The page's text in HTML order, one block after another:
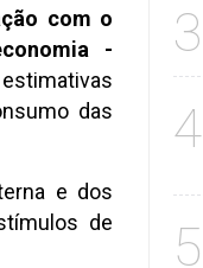
com o
-
das
e dos
de
3
4
5